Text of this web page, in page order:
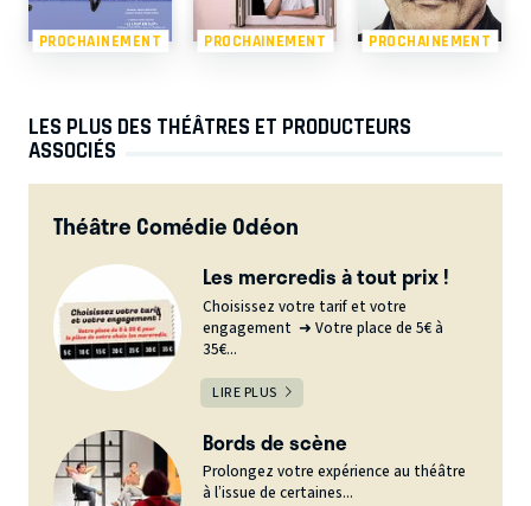
PROCHAINEMENT PROCHAINEMENT PROCHAINEMENT
LES PLUS DES THÉÂTRES ET PRODUCTEURS
ASSOCIÉS
Théâtre Comédie Odéon
Les mercredis à tout prix !
Choisissez votre tarif et votre
engagement ➜ Votre place de 5€ à
35€...
LIRE PLUS
Bords de scène
Prolongez votre expérience au théâtre
à l’issue de certaines...